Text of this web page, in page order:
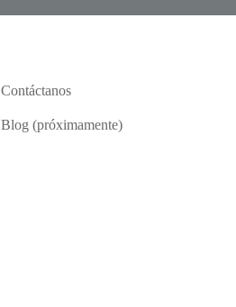
Contáctanos
Blog (próximamente)